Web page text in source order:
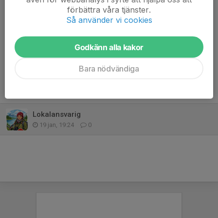
Hör av dig via mejl tillinfo@fjallorna.seeller ring
Dela nyhet
Lokalansvarig
19 jan, 19:24 0
förbättra våra tjänster.
Så använder vi cookies
Godkänn alla kakor
Bara nödvändiga